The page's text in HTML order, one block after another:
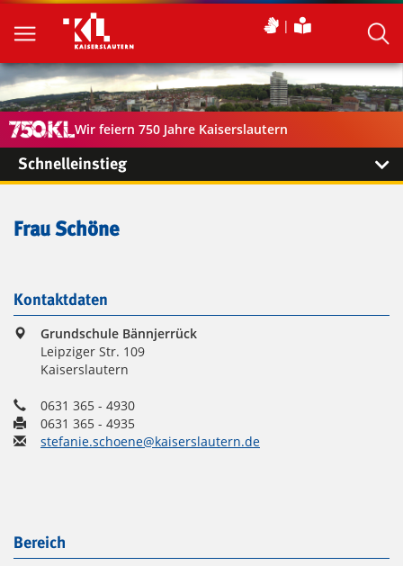
Wir feiern 750 Jahre Kaiserslautern
Schnelleinstieg
Frau Schöne
Kontaktdaten
Grundschule Bännjerrück
Leipziger Str. 109
Kaiserslautern
0631 365 - 4930
0631 365 - 4935
stefanie.schoene@kaiserslautern.de
Bereich